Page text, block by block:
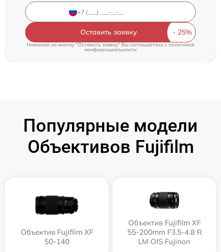
Оставить заявку
Нажимая на кнопку "Оставить заявку" Вы соглашаетесь c политикой
конфиденциальности
Популярные модели
Объективов Fujifilm
Объектив Fujifilm XF
50-140
Объектив Fujifilm XF
55-200mm F3.5-4.8 R
LM OIS Fujinon